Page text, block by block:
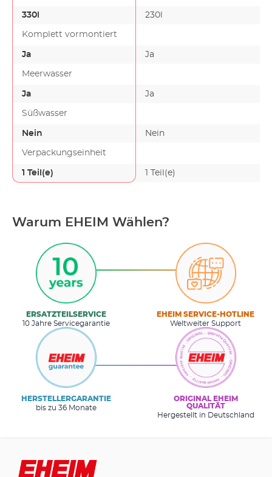
330l 230l
Komplett vormontiert
Ja Ja
Meerwasser
Ja Ja
Süßwasser
Nein Nein
Verpackungseinheit
1 Teil(e) 1 Teil(e)
Warum EHEIM Wählen?
ERSATZTEILSERVICE
10 Jahre Servicegarantie
EHEIM SERVICE-HOTLINE
Weltweiter Support
HERSTELLERGARANTIE
bis zu 36 Monate
ORIGINAL EHEIM
QUALITÄT
Hergestellt in Deutschland